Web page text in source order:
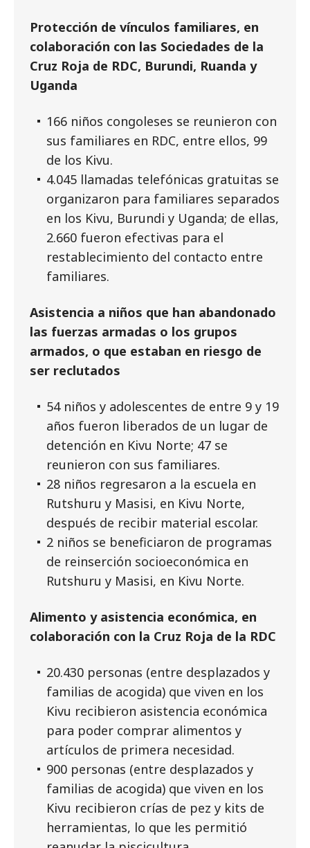
Protección de vínculos familiares, en
colaboración con las Sociedades de la
Cruz Roja de RDC, Burundi, Ruanda y
Uganda
166 niños congoleses se reunieron con
sus familiares en RDC, entre ellos, 99
de los Kivu.
4.045 llamadas telefónicas gratuitas se
organizaron para familiares separados
en los Kivu, Burundi y Uganda; de ellas,
2.660 fueron efectivas para el
restablecimiento del contacto entre
familiares.
Asistencia a niños que han abandonado
las fuerzas armadas o los grupos
armados, o que estaban en riesgo de
ser reclutados
54 niños y adolescentes de entre 9 y 19
años fueron liberados de un lugar de
detención en Kivu Norte; 47 se
reunieron con sus familiares.
28 niños regresaron a la escuela en
Rutshuru y Masisi, en Kivu Norte,
después de recibir material escolar.
2 niños se beneficiaron de programas
de reinserción socioeconómica en
Rutshuru y Masisi, en Kivu Norte.
Alimento y asistencia económica, en
colaboración con la Cruz Roja de la RDC
20.430 personas (entre desplazados y
familias de acogida) que viven en los
Kivu recibieron asistencia económica
para poder comprar alimentos y
artículos de primera necesidad.
900 personas (entre desplazados y
familias de acogida) que viven en los
Kivu recibieron crías de pez y kits de
herramientas, lo que les permitió